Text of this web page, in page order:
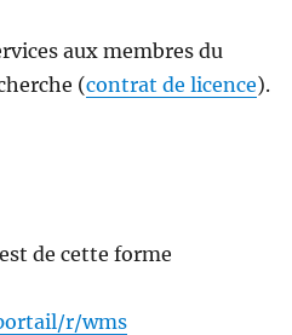
aux membres du
(contrat de licence).
de cette forme
r/wms